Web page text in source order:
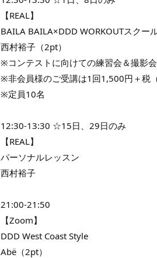
【REAL】
BAILA BAILA×DDD WORKOUTスクー
西村裕子（2pt）
※コンテストに向けての練習会＆撮影会
※非会員様のご受講は1回1,500円＋税
※定員10名
12:30-13:30 ☆15日、29日のみ
【REAL】
パーソナルレッスン
西村裕子
21:00-21:50
【Zoom】
DDD West Coast Style
Abë（2pt）